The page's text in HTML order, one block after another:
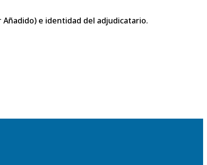
e identidad del adjudicatario.